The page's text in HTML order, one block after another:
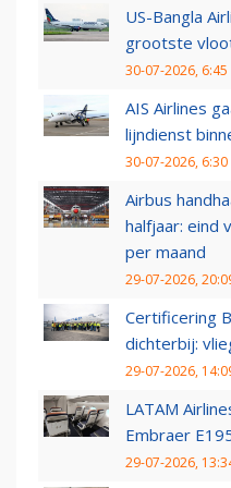
US-Bangla
grootste
30-07-2026, 6:45
AIS Airlines
lijndienst
30-07-2026, 6:30
Airbus
halfjaar: eind
per maand
29-07-2026,
Certificering
dichterbij:
29-07-2026,
LATAM
Embraer
29-07-2026,